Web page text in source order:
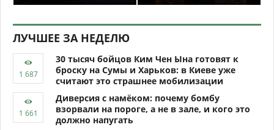
ЛУЧШЕЕ ЗА НЕДЕЛЮ
30 тысяч бойцов Ким Чен Ына готовят к
броску на Сумы и Харьков: в Киеве уже
считают это страшнее мобилизации
Диверсия с намёком: почему бомбу
взорвали на пороге, а не в зале, и кого это
должно напугать